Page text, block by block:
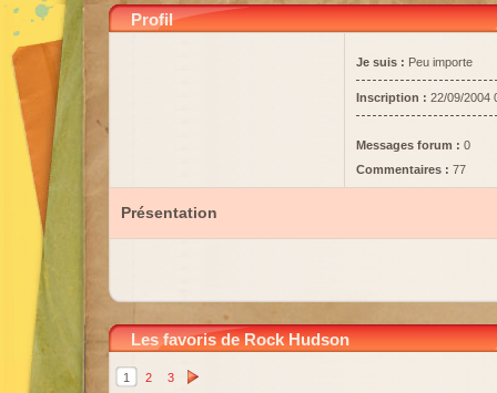
Profil
Je suis : Peu importe
Inscription : 22/09/2004
Messages forum : 0
Commentaires : 77
Présentation
Les favoris de Rock Hudson
1 2 3